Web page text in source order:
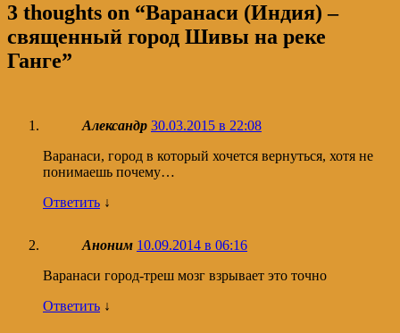
3 thoughts on “Варанаси (Индия) –
священный город Шивы на реке
Ганге”
Александр 30.03.2015 в 22:08
Варанаси, город в который хочется вернуться, хотя не
понимаешь почему…
Ответить ↓
Аноним 10.09.2014 в 06:16
Варанаси город-треш мозг взрывает это точно
Ответить ↓